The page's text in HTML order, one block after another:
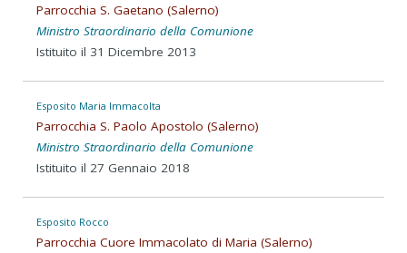
Parrocchia S. Gaetano (Salerno)
Ministro Straordinario della Comunione
Istituito il 31 Dicembre 2013
Esposito Maria Immacolta
Parrocchia S. Paolo Apostolo (Salerno)
Ministro Straordinario della Comunione
Istituito il 27 Gennaio 2018
Esposito Rocco
Parrocchia Cuore Immacolato di Maria (Salerno)